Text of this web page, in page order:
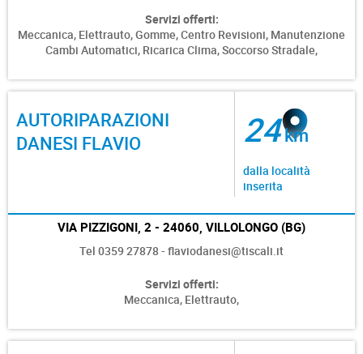
Servizi offerti:
Meccanica, Elettrauto,Gomme,Centro Revisioni, Manutenzione
Cambi Automatici, Ricarica Clima,Soccorso Stradale,
AUTORIPARAZIONI
DANESI FLAVIO
24km
dalla località
inserita
VIA PIZZIGONI, 2 - 24060, VILLOLONGO (BG)
Tel 0359 27878 - flaviodanesi@tiscali.it
Servizi offerti:
Meccanica, Elettrauto,